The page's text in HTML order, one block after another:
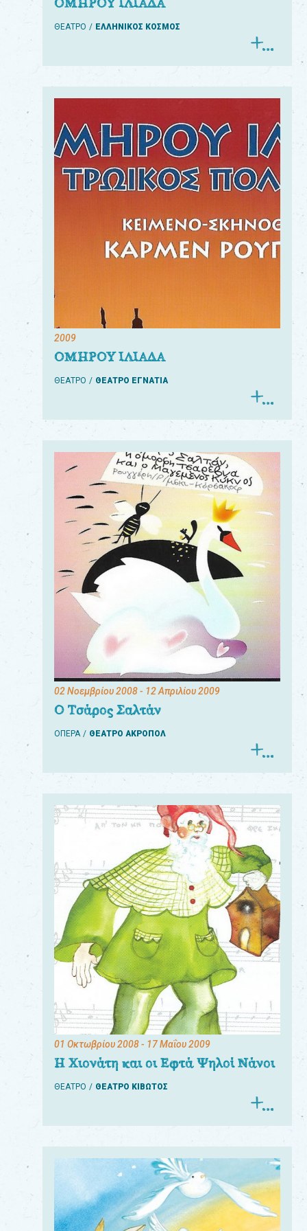
ΘΕΑΤΡΟ ΕΛΛΗΝΙΚΟΣ ΚΟΣΜΟΣ
2009
ΟΜΗΡΟΥ ΙΛΙΑΔΑ
ΘΕΑΤΡΟ ΘΕΑΤΡΟ ΕΓΝΑΤΙΑ
02 Νοεμβρίου 2008- 12 Απριλίου 2009
Ο Τσάρος Σαλτάν
ΟΠΕΡΑ ΘΕΑΤΡΟ ΑΚΡΟΠΟΛ
01 Οκτωβρίου 2008- 17 Μαΐου 2009
Η Χιονάτη και οι Εφτά Ψηλοί Νάνοι
ΘΕΑΤΡΟ ΘΕΑΤΡΟ ΚΙΒΩΤΟΣ